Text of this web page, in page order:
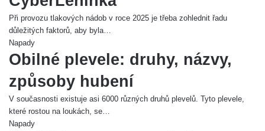
Při provozu tlakových nádob v roce 2025 je třeba zohlednit řadu
důležitých faktorů, aby byla…
Napady
Obilné plevele: druhy, názvy,
způsoby hubení
V současnosti existuje asi 6000 různých druhů plevelů. Tyto plevele,
které rostou na loukách, se…
Napady